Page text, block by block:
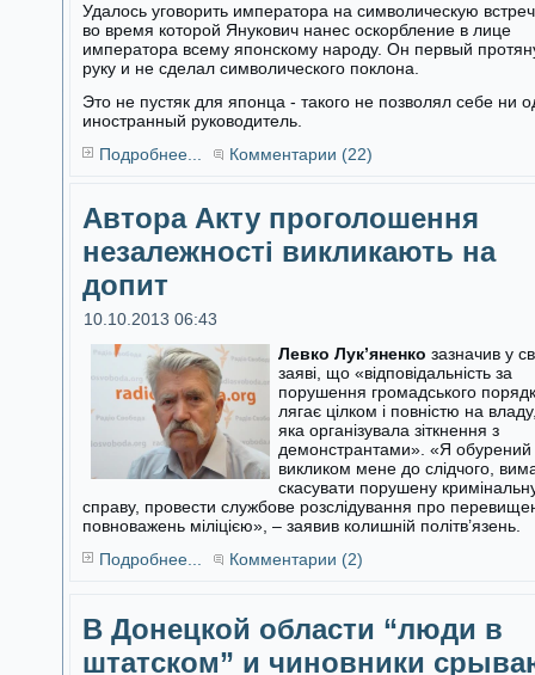
Удалось уговорить императора на символическую
во время которой Янукович нанес оскорбление в лице
императора всему японскому народу. Он первый
руку и не сделал символического поклона.
Это не пустяк для японца - такого не позволял себе ни
иностранный руководитель.
Подробнее...
Комментарии (22)
Автора Акту проголошення
незалежності викликають на
допит
10.10.2013 06:43
Левко Лук’яненко зазначив у
заяві, що «відповідальність за
порушення громадського
лягає цілком і повністю на
яка організувала зіткнення з
демонстрантами». «Я обурений
викликом мене до слідчого,
скасувати порушену
справу, провести службове розслідування про
повноважень міліцією», – заявив колишній політв’язень.
Подробнее...
Комментарии (2)
В Донецкой области “люди в
штатском” и чиновники